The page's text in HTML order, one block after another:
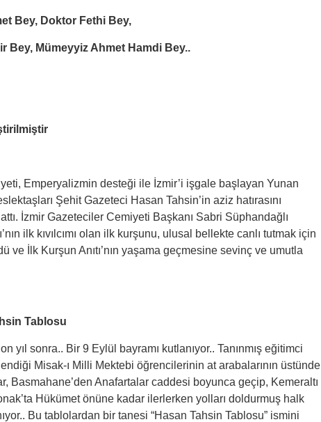
Bey, Doktor Fethi Bey,
Bey, Mümeyyiz Ahmet Hamdi Bey..
tir
Emperyalizmin desteği ile İzmir’i işgale başlayan Yunan
Şehit Gazeteci Hasan Tahsin’in aziz hatırasını
İzmir Gazeteciler Cemiyeti Başkanı Sabri Süphandağlı
ilk kıvılcımı olan ilk kurşunu, ulusal bellekte canlı tutmak için
ve İlk Kurşun Anıtı’nın yaşama geçmesine sevinç ve umutla
Tablosu
yıl sonra.. Bir 9 Eylül bayramı kutlanıyor.. Tanınmış eğitimci
Misak-ı Milli Mektebi öğrencilerinin at arabalarının üstünde
Basmahane’den Anafartalar caddesi boyunca geçip, Kemeraltı
Hükümet önüne kadar ilerlerken yolları doldurmuş halk
Bu tablolardan bir tanesi “Hasan Tahsin Tablosu” ismini